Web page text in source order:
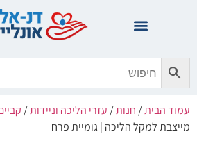
עמוד הבית/חנות/עזרי הליכה וניידות/
מייצבת למקל הליכה | גומיית פרח